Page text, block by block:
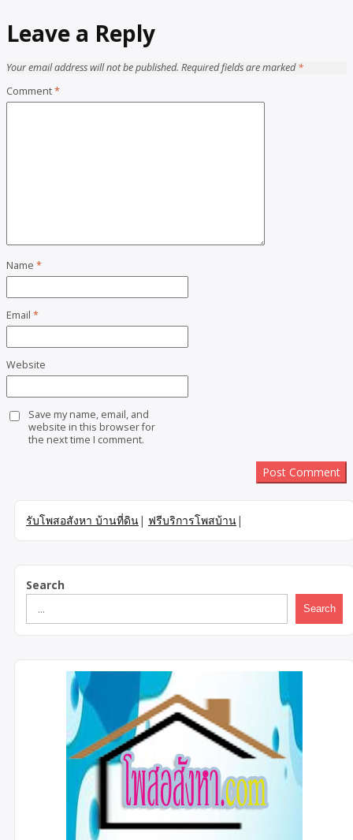
Leave a Reply
Your email address will not be published. Required fields are marked*
Comment*
Name *
Email *
Website
Save my name, email, and
website in this browser for
the next time I comment.
รับโพสอสังหา บ้านที่ดิน| ฟรีบริการโพสบ้าน|
Search
Search